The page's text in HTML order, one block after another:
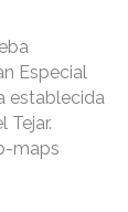
Especial
establecida
Tejar.
maps